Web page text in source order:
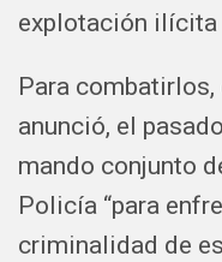
explotación ilícita
Para
anunció, el
mando conjunto
Policía “para
criminalidad de